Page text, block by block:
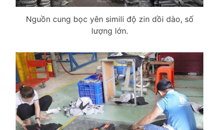
Nguồn cung bọc yên simili độ zin dồi dào, số
lượng lớn.